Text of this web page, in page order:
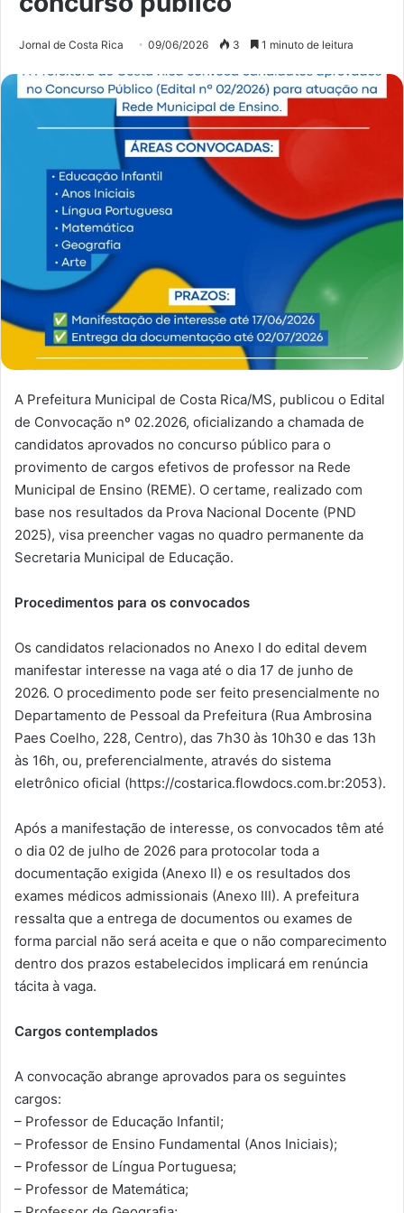
Jornal de Costa Rica 09/06/2026 3 1 minuto de leitura
A Prefeitura Municipal de Costa Rica/MS, publicou o Edital
de Convocação nº 02.2026, oficializando a chamada de
candidatos aprovados no concurso público para o
provimento de cargos efetivos de professor na Rede
Municipal de Ensino (REME). O certame, realizado com
base nos resultados da Prova Nacional Docente (PND
2025), visa preencher vagas no quadro permanente da
Secretaria Municipal de Educação.
Procedimentos para os convocados
Os candidatos relacionados no Anexo I do edital devem
manifestar interesse na vaga até o dia 17 de junho de
2026. O procedimento pode ser feito presencialmente no
Departamento de Pessoal da Prefeitura (Rua Ambrosina
Paes Coelho, 228, Centro), das 7h30 às 10h30 e das 13h
às 16h, ou, preferencialmente, através do sistema
eletrônico oficial (https://costarica.flowdocs.com.br:2053).
Após a manifestação de interesse, os convocados têm até
o dia 02 de julho de 2026 para protocolar toda a
documentação exigida (Anexo II) e os resultados dos
exames médicos admissionais (Anexo III). A prefeitura
ressalta que a entrega de documentos ou exames de
forma parcial não será aceita e que o não comparecimento
dentro dos prazos estabelecidos implicará em renúncia
tácita à vaga.
Cargos contemplados
A convocação abrange aprovados para os seguintes
cargos:
– Professor de Educação Infantil;
– Professor de Ensino Fundamental (Anos Iniciais);
– Professor de Língua Portuguesa;
– Professor de Matemática;